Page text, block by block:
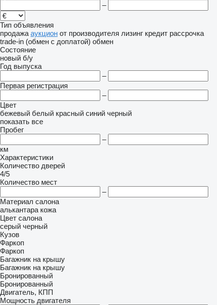
–
Тип объявления
продажа аукцион от производителя лизинг кредит рассрочка
trade-in (обмен с доплатой) обмен
Состояние
новый б/у
Год выпуска
–
Первая регистрация
–
Цвет
бежевый белый красный синий черный
показать все
Пробег
–
км
Характеристики
Количество дверей
4/5
Количество мест
–
Материал салона
алькантара кожа
Цвет салона
серый черный
Кузов
Фаркоп
Фаркоп
Багажник на крышу
Багажник на крышу
Бронированный
Бронированный
Двигатель, КПП
Мощность двигателя